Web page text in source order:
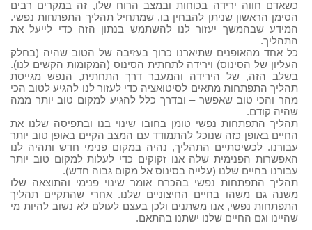
כשאדם חווה ירידה בכוחות ובמצב הרוח שלו, זה במקרים רבים
הסימן הראשון שניתן להבחין בו, שמתחיל תהליך התפתחות נפשי.
המידע שבהמשך יעזור לנו להשתמש בנתון הזה כדי לייעל את
התהליך.
כל אחד מהאופנים שתיארנו כרוך בעזיבה של הטוב שהיה (בחלק
העליון של הסינוס) וירידה לתחתית הסינוס (המקומות הקשים לנו).
בשלב הזה, של הירידה והמעבר דרך התחתית, הנפש מגייסת
תהליך התפתחות מתאים לסיטואציה כדי לעזור לנו להגיע לטוב הכי
מהר והכי טוב שאפשר – ובדרך כלל להגיע למקום טוב יותר ממה
שהיה קודם.
תהליך התפתחות נפשי טומן בחובו שינוי בנו ובתפיסה שלנו את
החיים באופן כזה שנוכל להתמודד עם המצב הקיים באופן טוב יותר
עבורנו. לכשיסתיים התהליך, נהיה במקום פנימי חדש ותהיה לנו
האפשרות הפנימית שלה אנו זקוקים כדי לעלות למקום טוב יותר
עבורנו בחיים שלנו (עלייה בסינוס אל מקום גבוה חדש).
תהליך התפתחות נפשי בהכרח אומר שינוי פנימי והתוצאה שלו
משנה גם משהו בחיים החיצוניים שלנו. אחרי שהתקיים תהליך
התפתחות נפשי, אנו משתנים ולכן בעצם לעולם לא נשוב להיות מי
שהיינו וגם החיים שלנו ישתנו בהתאם.